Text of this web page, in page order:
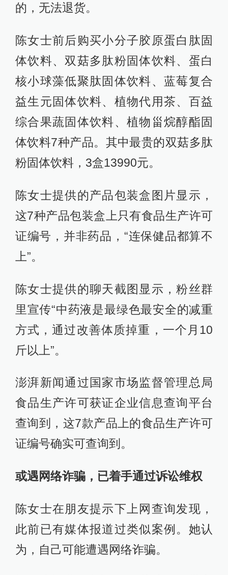
的，无法退货。
陈女士前后购买小分子胶原蛋白肽固
体饮料、双菇多肽粉固体饮料、蛋白
核小球藻低聚肽固体饮料、蓝莓复合
益生元固体饮料、植物代用茶、百益
综合果蔬固体饮料、植物甾烷醇酯固
体饮料7种产品。其中最贵的双菇多肽
粉固体饮料，3盒13990元。
陈女士提供的产品包装盒图片显示，
这7种产品包装盒上只有食品生产许可
证编号，并非药品，“连保健品都算不
上”。
陈女士提供的聊天截图显示，粉丝群
里宣传“中药液是最绿色最安全的减重
方式，通过改善体质掉重，一个月10
斤以上”。
澎湃新闻通过国家市场监督管理总局
食品生产许可获证企业信息查询平台
查询到，这7款产品上的食品生产许可
证编号确实可查询到。
或遇网络诈骗，已着手通过诉讼维权
陈女士在朋友提示下上网查询发现，
此前已有媒体报道过类似案例。她认
为，自己可能遭遇网络诈骗。